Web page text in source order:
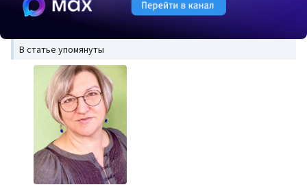
В статье упомянуты